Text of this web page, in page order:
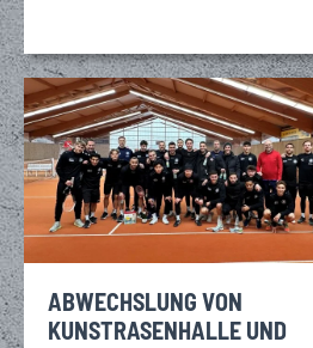
ABWECHSLUNG VON
KUNSTRASENHALLE UND